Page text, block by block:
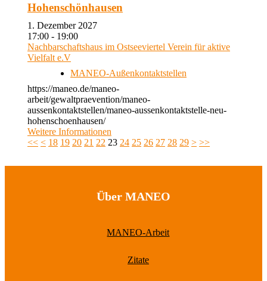
Hohenschönhausen
1. Dezember 2027
17:00 - 19:00
Nachbarschaftshaus im Ostseeviertel Verein für aktive
Vielfalt e.V
MANEO-Außenkontaktstellen
https://maneo.de/maneo-
arbeit/gewaltpraevention/maneo-
aussenkontaktstellen/maneo-aussenkontaktstelle-neu-
hohenschoenhausen/
Weitere Informationen
<< < 18 19 20 21 22 23 24 25 26 27 28 29 > >>
Über MANEO
MANEO-Arbeit
Zitate